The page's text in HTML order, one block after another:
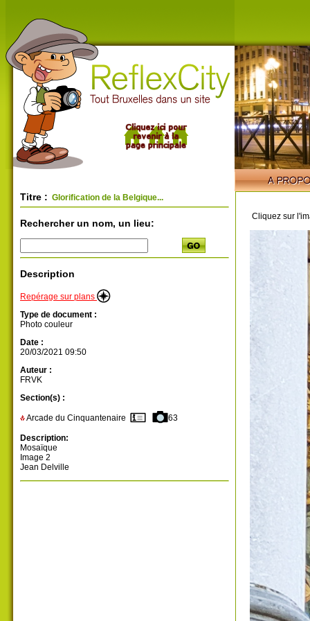
Titre : Glorification de la Belgique...
Rechercher un nom, un lieu:
Description
Repérage sur plans
Type de document :
Photo couleur
Date :
20/03/2021 09:50
Auteur :
FRVK
Section(s) :
Arcade du Cinquantenaire 63
Description:
Mosaïque
Image 2
Jean Delville
Cliquez sur